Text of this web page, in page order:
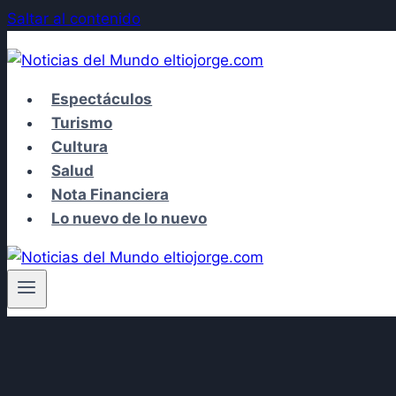
Saltar al contenido
Espectáculos
Turismo
Cultura
Salud
Nota Financiera
Lo nuevo de lo nuevo